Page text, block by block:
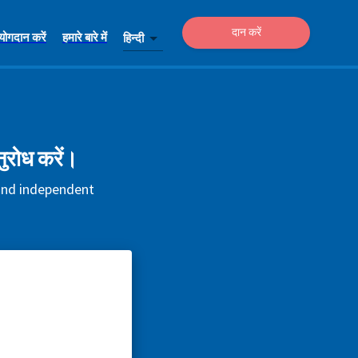
करें हमारे बारे में हिन्दी दान करें
करें।
independent